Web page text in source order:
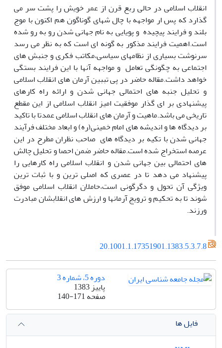
انقلاب اسلامی در حالی ربع قرن از عمر خویش را پشت سر می
گذارد که پس ار مواجهه با چال شهای گوناگون هم اکنون با موج
بلند و فرایند پیچیده و پویایی به نام جهانی شدن رو به رو شده
است.اهمیت فرایند مذکور به گونه ای است که به نظر می رسد
سرنوشت بسیاری از نظامهای سیاسی،مکاتب فکری و جنبش های
اجتماعی به چگونگی تعامل و مواجهه آنها با این فرایند بستگی
خواهد داشت.مقاله حاضر در پی تببین آرمان های انقلاب اسلامی
و تحلیل جنبه های احتمالی جهانی شدن و ارائه راه کارهای
پیشنهادی بر ای گذار موفقیت امیز انقلاب اسلامی از این مقطع
تاریخی می باشد.ماهیت و آرمان های انقلاب اسلامی عمدتا با تاکید
بر دیدگاه ها و اندیشه های امام خمینی(ره) و ابعاد مختلف فرآیند
جهانی شدن با تکیه بر دیدگاه های صاحب نظران مطرح در این
عرصه استخراج شده است.مقاله حاضر ضمن احصا و تحلیل چالش
های احتمالی بین جهانی شدن و انقلاب اسلامی راه کارهایی را
پیشنهاد می دهد تا در عصری که اصلی ترین و با ثبات ترین
ویژگی آن تحول و دگرگونی است،حاملان انقلاب اسلامی موفق
شوند تا به تحکیم و ترویج آرمانها و ارزش های انقلابشان مبادرت
ورزند.
20.1001.1.17351901.1383.5.3.7.8
دوره 5، شماره 3
پاییز 1383
صفحه140-171
فایل ها